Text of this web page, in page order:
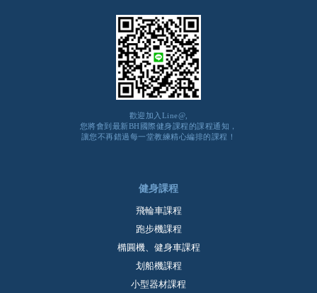
歡迎加入Line@,
您將會到最新BH國際健身課程的課程通知，
讓您不再錯過每一堂教練精心編排的課程！
健身課程
飛輪車課程
跑步機課程
橢圓機、健身車課程
划船機課程
小型器材課程